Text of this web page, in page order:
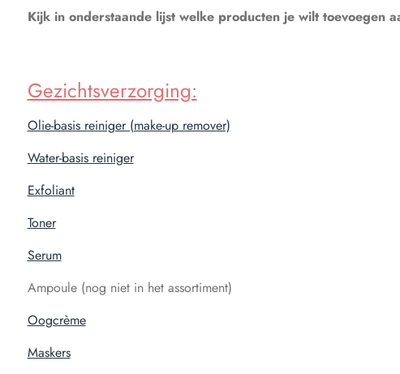
Kijk in onderstaande lijst welke producten je wilt toevoegen
Gezichtsverzorging:
Olie-basis reiniger (make-up remover)
Water-basis reiniger
Exfoliant
Toner
Serum
Ampoule (nog niet in het assortiment)
Oogcrème
Maskers